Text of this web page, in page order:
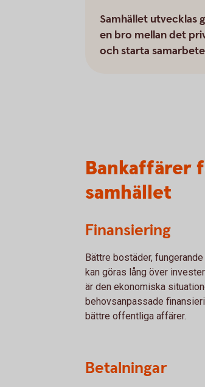
Samhället utvecklas
en bro mellan det
och starta
Bankaffärer
samhället
Finansiering
Bättre bostäder,
kan göras lång över
är den ekonomiska
behovsanpassade
bättre offentliga affärer.
Betalningar